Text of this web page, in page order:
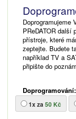
Doprogramujeme
PReDATOR další
přístroje, které
zeptejte. Budete
například TV a
připište do
Doprogramování:
1x za50 Kč